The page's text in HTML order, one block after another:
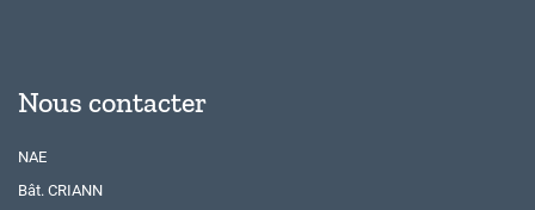
Nous contacter
NAE
Bât. CRIANN